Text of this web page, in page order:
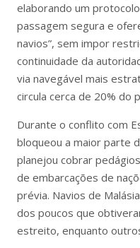
elaborando um
passagem segura e
navios”, sem impor
continuidade da
via navegável mais
circula cerca de 20% do
Durante o conflito com
bloqueou a maior parte
planejou cobrar
de embarcações de
prévia. Navios de
dos poucos que
estreito, enquanto